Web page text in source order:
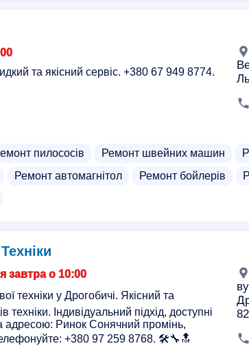
та якісний сервіс. +380 67 949 8774.
пилососів Ремонт швейних машин
Ремонт автомагнітол Ремонт бойлерів
завтра о 10:00
техніки у Дрогобичі. Якісний та
Індивідуальний підхід, доступні
адресою: Ринок Сонячний промінь,
+380 97 259 8768. 🛠️🔧🔝